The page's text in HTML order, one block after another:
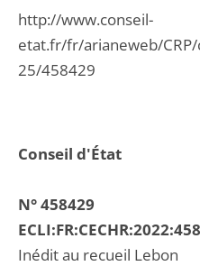
Conseil d'État
N° 458429
Inédit au recueil Lebon
http://www.conseil-
etat.fr/fr/arianeweb/
25/458429